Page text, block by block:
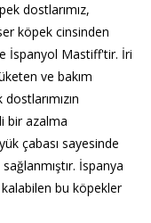
dostlarımız,
köpek cinsinden
İspanyol Mastiff'tir. İri
ve bakım
bir azalma
çabası sayesinde
İspanya
bu köpekler